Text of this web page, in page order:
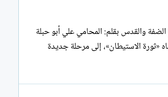
سموتريتش يعلن “ثورة الاستيطان”: تصعيد ممنهج يعيد رسم جغرافيا الصراع في الضفة والقدس بقلم: المحامي علي أبو حبلة
«ثورة الاستيطان»، إلى مرحلة جديدة